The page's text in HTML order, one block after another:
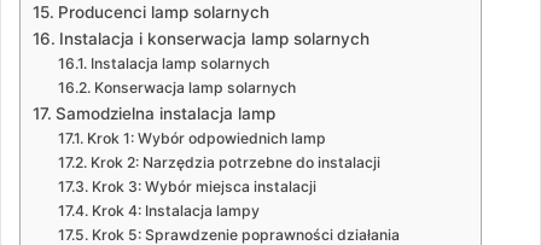
Producenci lamp solarnych
Instalacja i konserwacja lamp solarnych
Instalacja lamp solarnych
Konserwacja lamp solarnych
Samodzielna instalacja lamp
Krok 1: Wybór odpowiednich lamp
Krok 2: Narzędzia potrzebne do instalacji
Krok 3: Wybór miejsca instalacji
Krok 4: Instalacja lampy
Krok 5: Sprawdzenie poprawności działania